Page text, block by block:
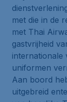
met die in de
met Thai
gastvrijheid
internationale
uniformen
Aan boord
uitgebreid